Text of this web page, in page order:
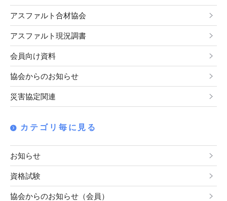
アスファルト合材協会
アスファルト現況調書
会員向け資料
協会からのお知らせ
災害協定関連
カテゴリ毎に見る
お知らせ
資格試験
協会からのお知らせ（会員）